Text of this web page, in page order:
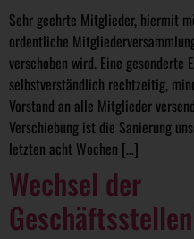
Sehr geehrte Mitglieder, hiermit
ordentliche
verschoben wird. Eine gesonderte
selbstverständlich rechtzeitig,
Vorstand an alle Mitglieder
Verschiebung ist die Sanierung
letzten acht Wochen […]
Wechsel der